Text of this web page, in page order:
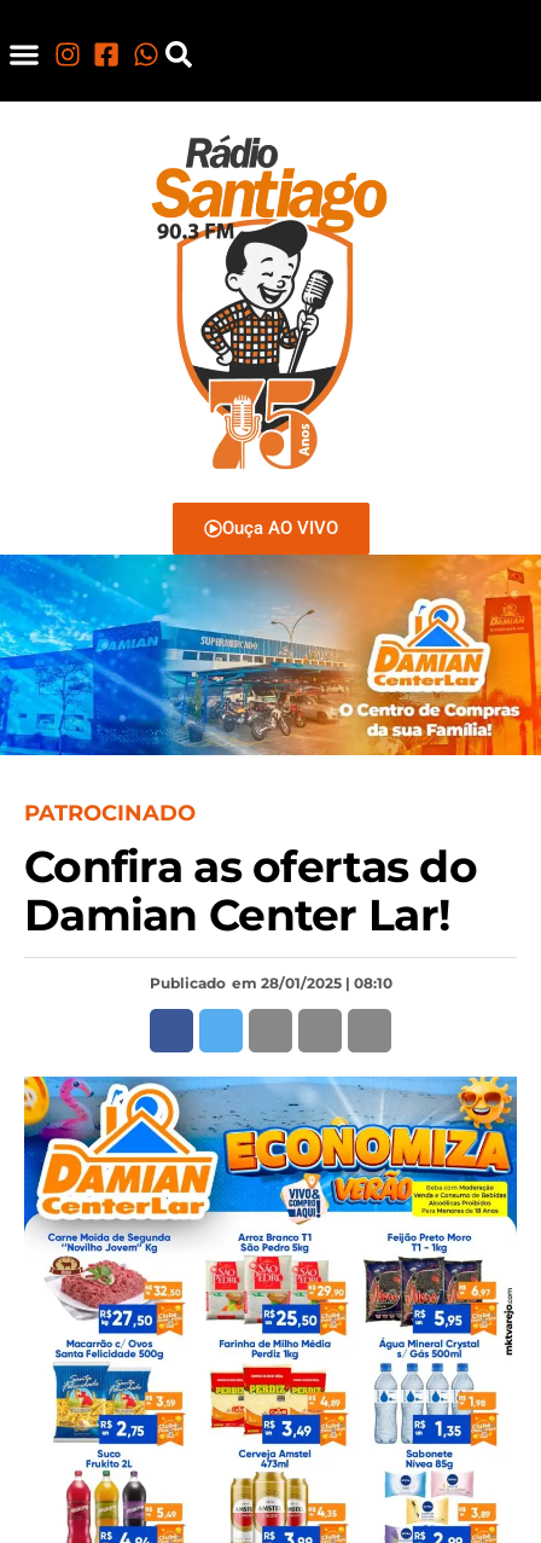
Ouça AO VIVO
PATROCINADO
Confira as ofertas do
Damian Center Lar!
Publicado em 28/01/2025 | 08:10